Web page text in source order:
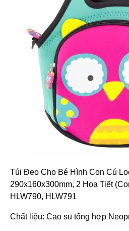
Túi Đeo Cho Bé Hình Con Cú
290x160x300mm, 2 Họa Tiết
HLW790, HLW791
Chất liệu: Cao su tổng hợp